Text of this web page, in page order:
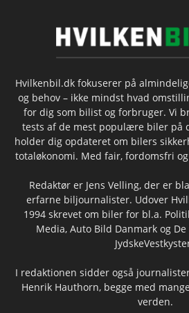
Hvilkenbil.dk fokuserer på
og behov – ikke mindst hvad
for dig som bilist og forbruger. Vi
tests af de mest populære biler på
holder dig opdateret om bilers
totaløkonomi. Med fair, fordomsfri
Redaktør er Jens Velling, der er
erfarne biljournalister. Udover
1994 skrevet om biler for bl.a.
Media, Auto Bild Danmark og
I redaktionen sidder også
Henrik Hauthorn, begge med
verden.